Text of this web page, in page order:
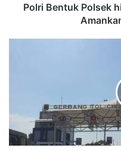
Polri Bentuk Polsek